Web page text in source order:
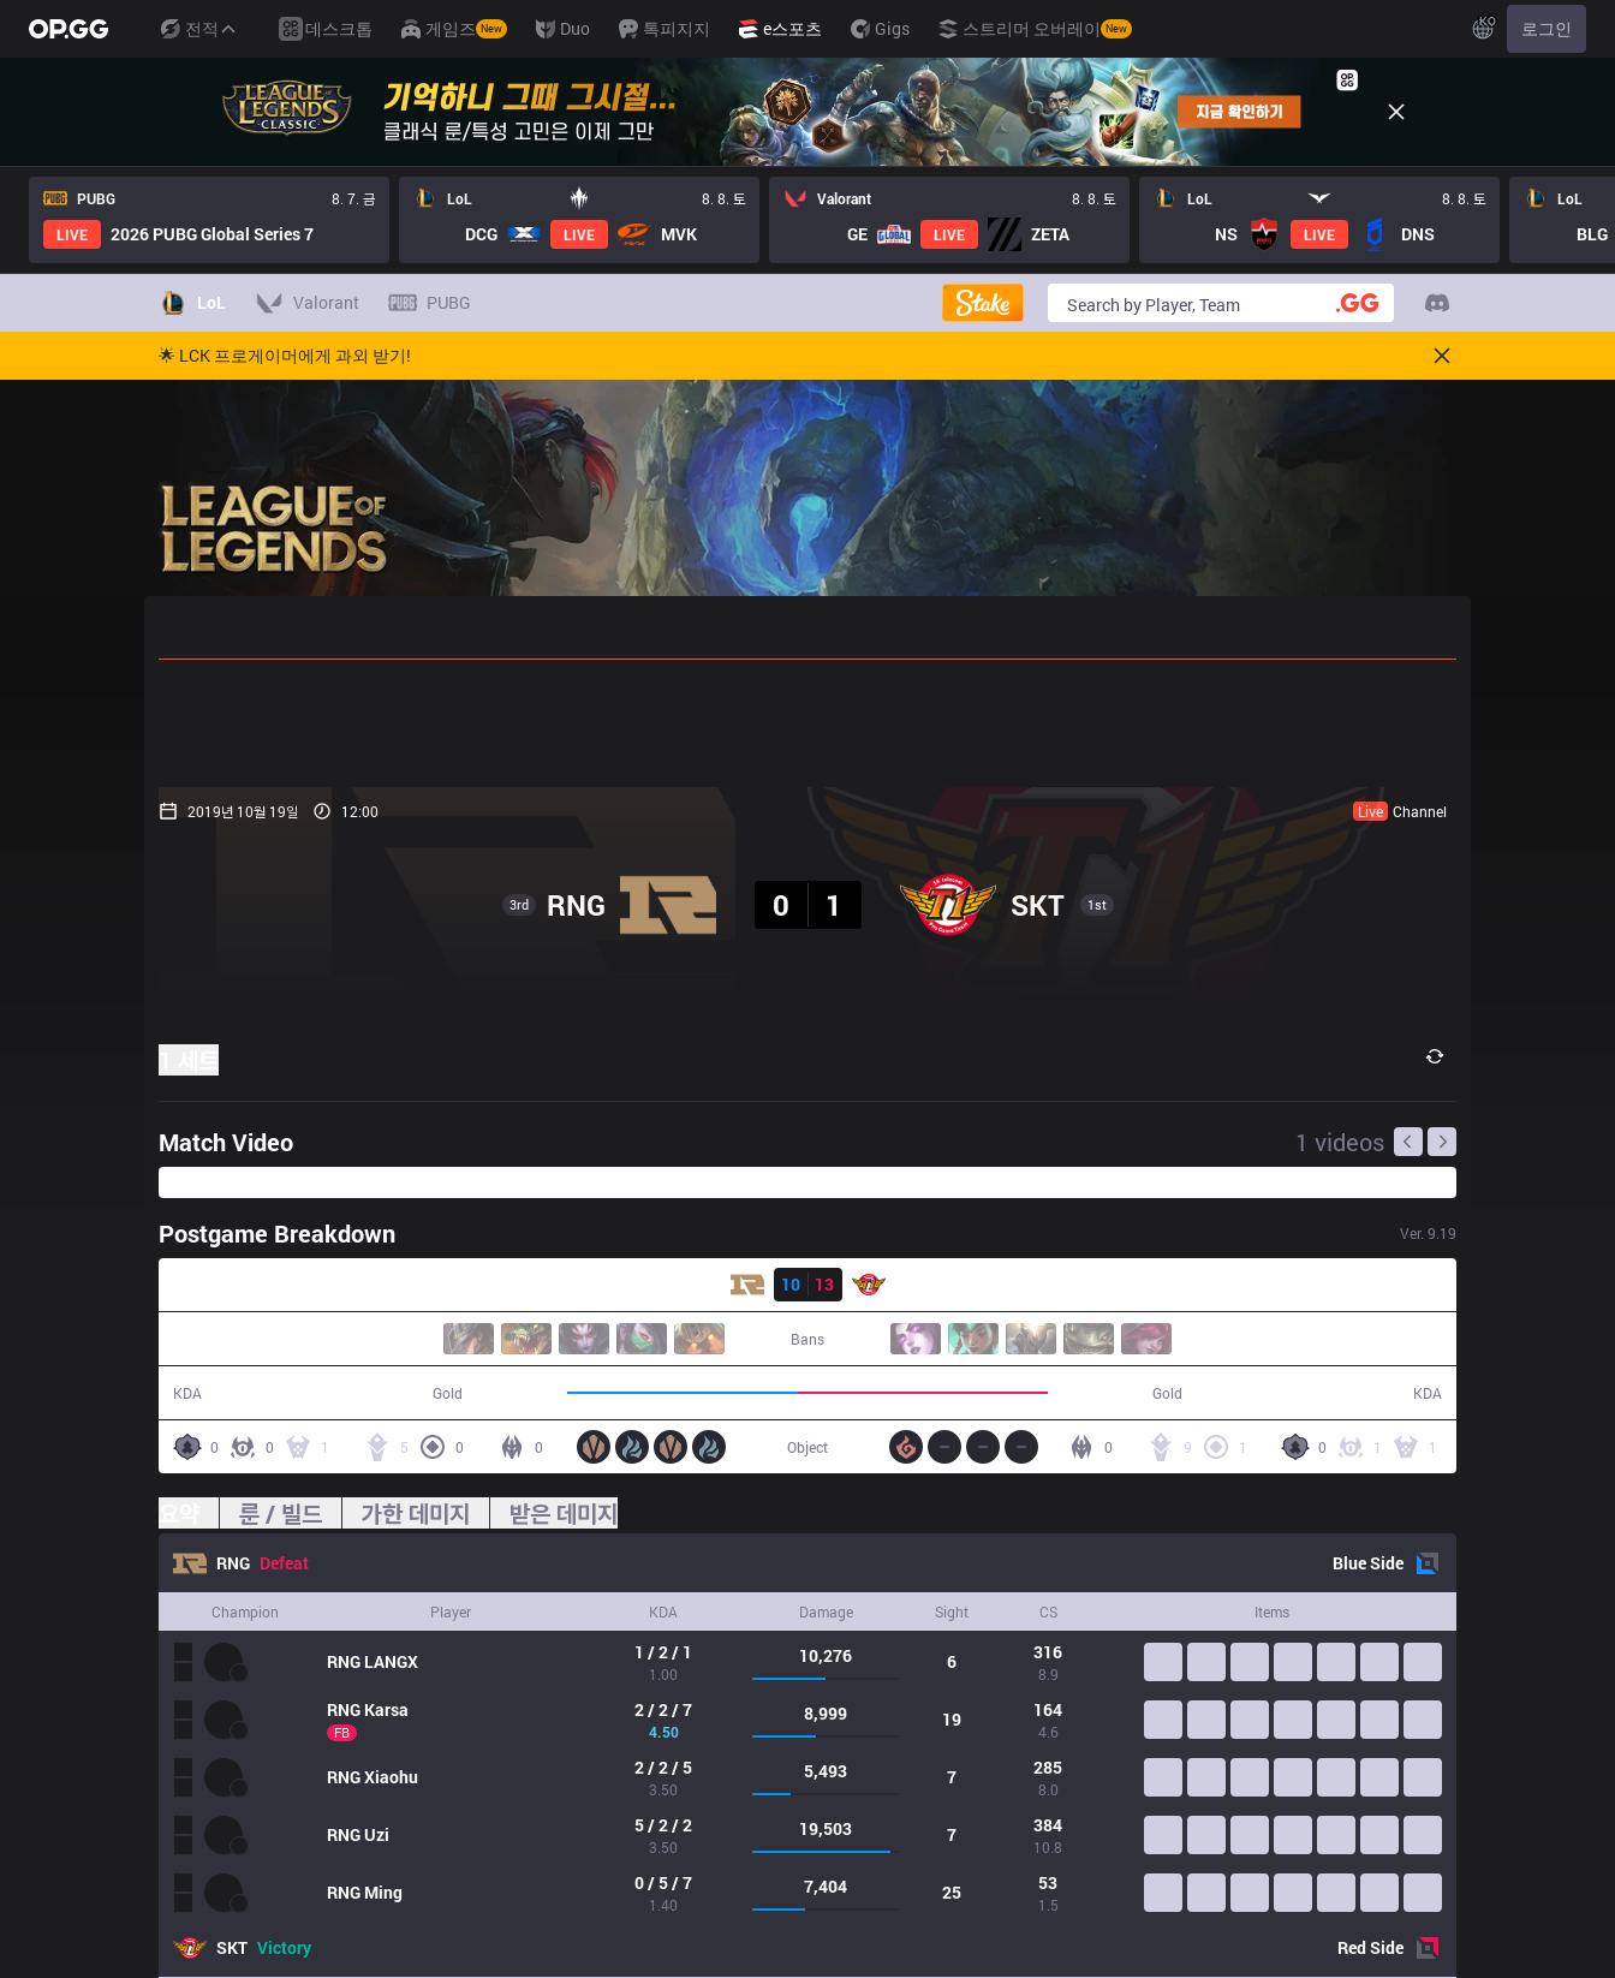
전적 데스크톱 게임즈 New Duo 톡피지지 e스포츠 Gigs 스트리머 오버레이 New KO 로그인
PUBG
8. 7. 금
LIVE
2026 PUBG Global Series 7
LoL 8. 8. 토
DCG LIVE MVK
Valorant 8. 8. 토
GE LIVE ZETA
LoL 8. 8. 토
NS LIVE DNS
LoL
BLG
LoL Valorant PUBG
🌟 LCK 프로게이머에게 과외 받기!
2019년 10월 19일 12:00 Live Channel
3rd RNG
0
1 SKT 1st
Match Video 1 videos
Postgame Breakdown Ver. 9.19
10
13
Bans
KDA Gold Gold KDA
0 0 1 5 0 0 0 1 1
9 1
0
Object
룬 / 빌드 가한 데미지 받은 데미지
RNG Defeat BlueSide
Champion Player KDA Damage Sight CS Items
RNG LANGX 1 / 2 / 1
1.00
10,276 6 316
8.9
RNG Karsa
FB
2 / 2 / 7
4.50
8,999 19 164
4.6
RNGXiaohu 2 / 2 / 5
3.50
5,493 7 285
8.0
RNGUzi 5 / 2 / 2
3.50
19,503 7 384
10.8
RNG Ming 0 / 5 / 7
1.40
7,404 25 53
1.5
SKT Victory RedSide